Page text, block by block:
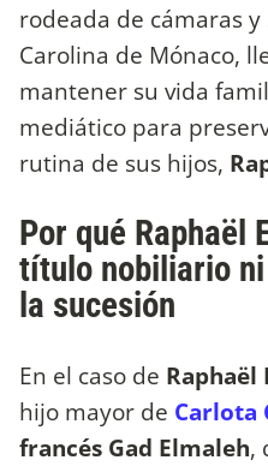
rodeada de cámaras
Carolina de Mónaco,
mantener su vida
mediático para
rutina de sus hijos,
Por qué Raphaël
título nobiliario
la sucesión
En el caso de Raphaël
hijo mayor de Carlota
francés Gad Elmaleh,